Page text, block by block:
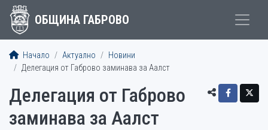
ОБЩИНА ГАБРОВО
Начало Актуално
Новини
Делегация от Габрово заминава за Аалст
Делегация от Габрово
заминава за Аалст